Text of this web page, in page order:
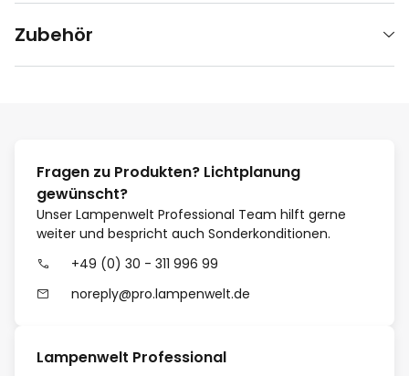
Zubehör
Fragen zu Produkten? Lichtplanung
gewünscht?
Unser Lampenwelt Professional Team hilft gerne
weiter und bespricht auch Sonderkonditionen.
+49 (0) 30 - 311 996 99
noreply@pro.lampenwelt.de
Lampenwelt Professional